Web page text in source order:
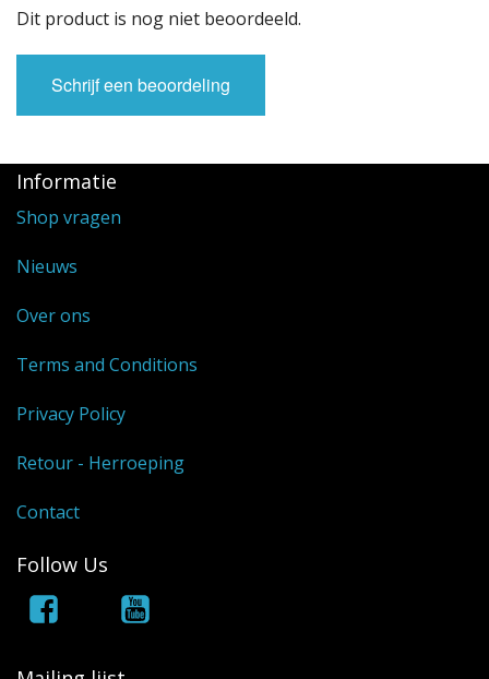
Dit product is nog niet beoordeeld.
Schrijf een beoordeling
Informatie
Shop vragen
Nieuws
Over ons
Terms and Conditions
Privacy Policy
Retour - Herroeping
Contact
Follow Us